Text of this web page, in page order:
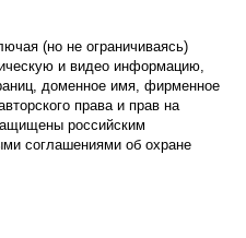
(но не ограничиваясь)
и видео информацию,
доменное имя, фирменное
права и прав на
российским
соглашениями об охране